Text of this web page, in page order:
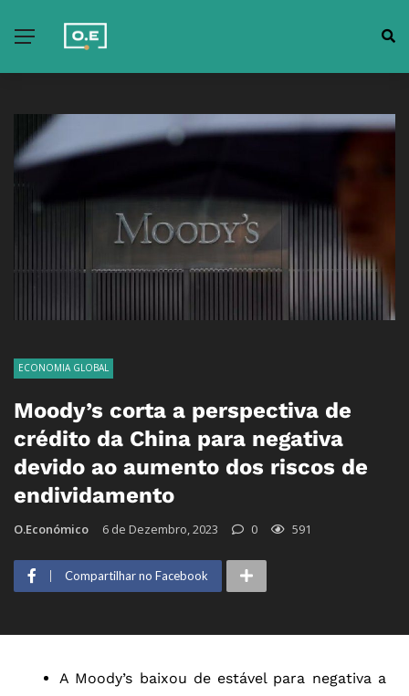
ECONOMIA GLOBAL
Moody’s corta a perspectiva de
crédito da China para negativa
devido ao aumento dos riscos de
endividamento
O.Económico 6 de Dezembro, 2023 0 591
Compartilhar no Facebook
A Moody’s baixou de estável para negativa a